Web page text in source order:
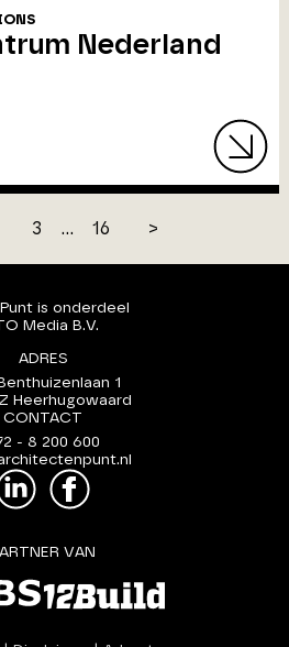
Nederland
3 ... 16 >
is onderdeel
Media B.V.
ADRES
1
Heerhugowaard
CONTACT
- 8 200 600
VAN